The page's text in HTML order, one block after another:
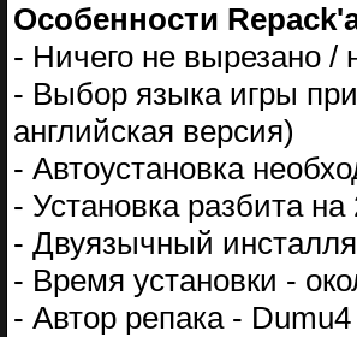
Особенности
- Ничего не вырезано /
- Выбор языка игры
английская версия)
- Автоустановка
- Установка разбита
- Двуязычный
- Время установки -
- Автор репака - Dumu4